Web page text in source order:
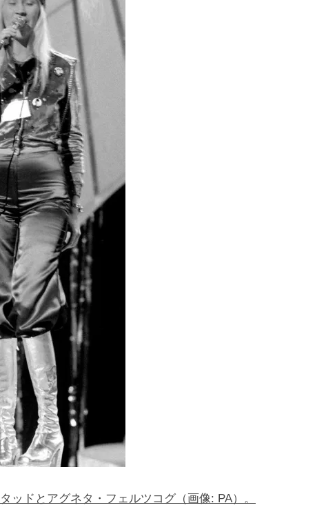
ッドとアグネタ・フェルツコグ（画像: PA）。